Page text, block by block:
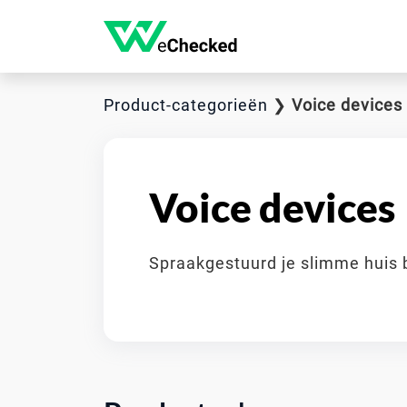
Product-categorieën ❯ Voice devices
Voice devices
Spraakgestuurd je slimme huis